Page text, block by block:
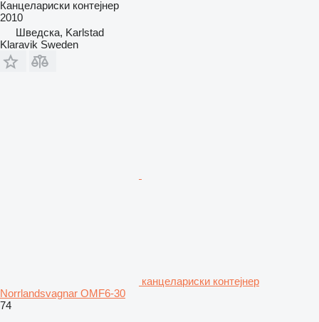
Канцелариски контејнер
2010
Шведска, Karlstad
Klaravik Sweden
канцелариски контејнер
Norrlandsvagnar OMF6-30
74